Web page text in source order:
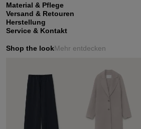
Material & Pflege
Versand & Retouren
Herstellung
Service & Kontakt
Shop the lookMehr entdecken